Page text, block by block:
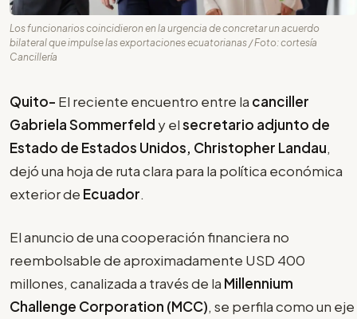
Los funcionarios coincidieron en la urgencia de concretar un acuerdo
bilateral que impulse las exportaciones ecuatorianas / Foto: cortesía
Cancillería
Quito- El reciente encuentro entre la canciller
Gabriela Sommerfeld y elsecretario adjunto de
Estado de Estados Unidos, Christopher Landau,
dejó una hoja de ruta clara para la política económica
exterior de Ecuador.
El anuncio de una cooperación financiera no
reembolsable de aproximadamente USD 400
millones, canalizada a través de la Millennium
Challenge Corporation (MCC), se perfila como un eje